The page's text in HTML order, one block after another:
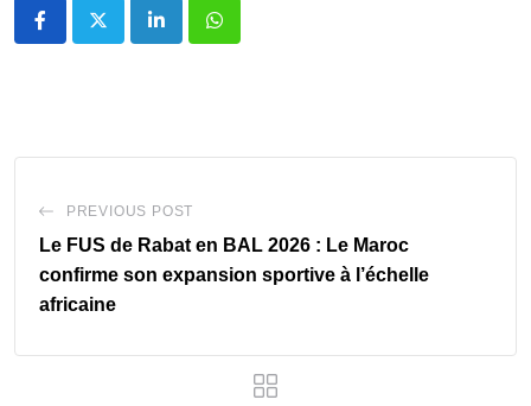
LinkedInWhatsapp
PREVIOUS POST
Le FUS de Rabat en BAL 2026 : Le Maroc
confirme son expansion sportive à l’échelle
africaine